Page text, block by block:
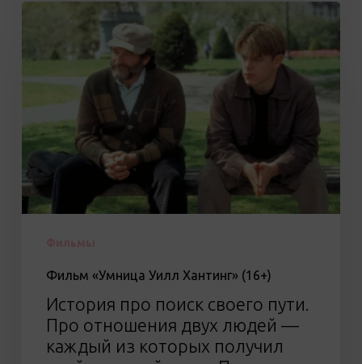
Фильм
«Умница
Уилл
Хантинг»
Фильм «Умница Уилл Хантинг» (16+)
История про поиск своего пути.
Про отношения двух людей —
каждый из которых получил